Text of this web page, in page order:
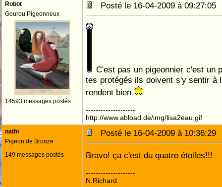
Robot
Gourou Pigeonneux
14593 messages postés
Posté le 16-04-2009 à
C'est pas un pigeonnier c'est un
tes protégés ils doivent s'y sentir à
rendent bien
--------------------
http://www.abload.de/img/lisa2eau.gif
nathi
Pigeon de Bronze
149 messages postés
Posté le 16-04-2009 à
Bravo! ça c'est du quatre étoiles!!!
--------------------
N.Richard